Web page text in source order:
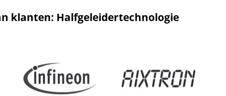
klanten: Halfgeleidertechnologie